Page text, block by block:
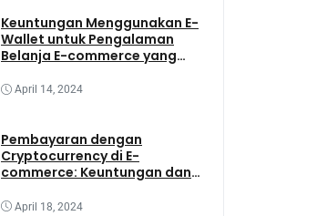
Keuntungan Menggunakan E-
Wallet untuk Pengalaman
Belanja E-commerce yang
April 14, 2024
Pembayaran dengan
Cryptocurrency di E-
commerce: Keuntungan dan
April 18, 2024